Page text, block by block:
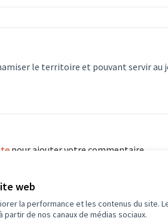
web
la performance et les contenus du site.
de nos canaux de médias sociaux.
le territoire et pouvant servir au
pour ajouter votre commentaire.
Référence : -PROJ-2024-10-134